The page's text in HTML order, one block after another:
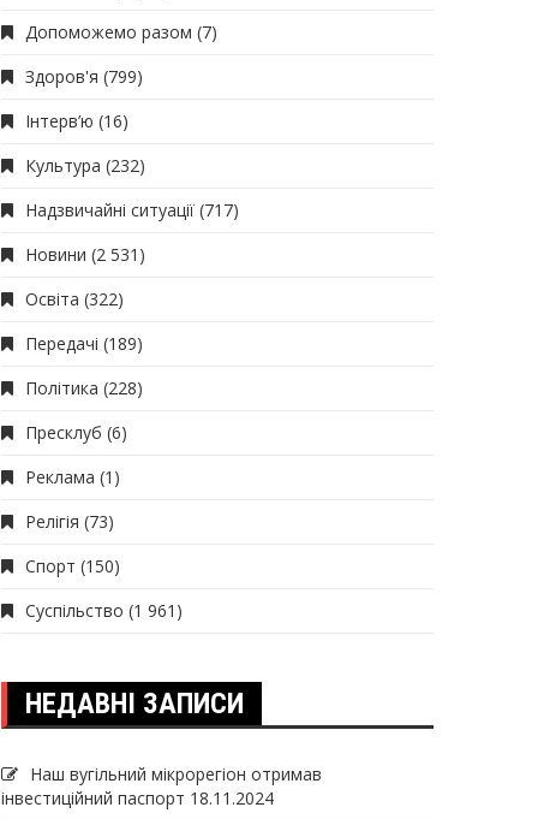
Допоможемо разом (7)
Здоров'я (799)
Інтерв’ю (16)
Культура (232)
Надзвичайні ситуації (717)
Новини (2 531)
Освіта (322)
Передачі (189)
Політика (228)
Пресклуб (6)
Реклама (1)
Релігія (73)
Спорт (150)
Суспільство (1 961)
НЕДАВНІ ЗАПИСИ
Наш вугільний мікрорегіон отримав
інвеcтиційний паспорт 18.11.2024